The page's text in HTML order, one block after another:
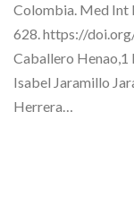
Colombia. Med Int
628. https://
Caballero Henao,1
Isabel Jaramillo
Herrera…